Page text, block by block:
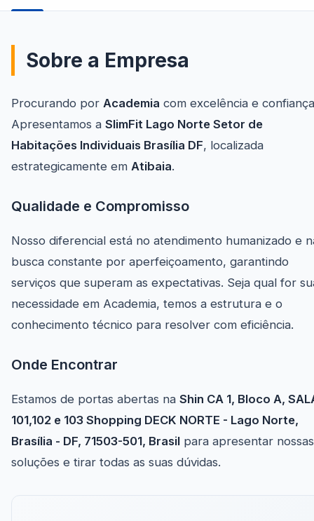
Sobre a Empresa
Procurando por Academia com excelência e
Apresentamos a SlimFit Lago Norte Setor de
Habitações Individuais Brasília DF, localizada
estrategicamente em Atibaia.
Qualidade e Compromisso
Nosso diferencial está no atendimento humanizado e
busca constante por aperfeiçoamento, garantindo
serviços que superam as expectativas. Seja qual for
necessidade em Academia, temos a estrutura e o
conhecimento técnico para resolver com eficiência.
Onde Encontrar
Estamos de portas abertas na Shin CA 1, Bloco A,
101,102 e 103 Shopping DECK NORTE - Lago Norte,
Brasília - DF, 71503-501, Brasil para apresentar nossas
soluções e tirar todas as suas dúvidas.